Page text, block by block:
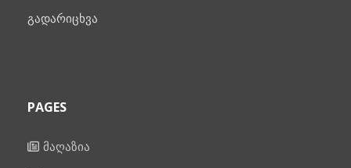
გადარიცხვა
PAGES
მაღაზია